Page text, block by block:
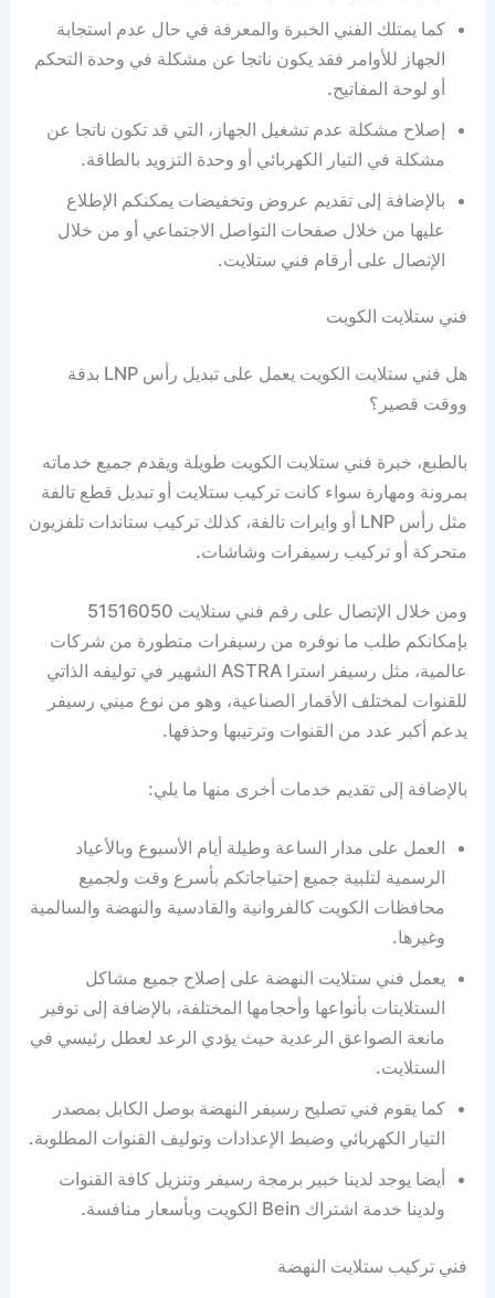
كما يمتلك الفني الخبرة والمعرفة في حال عدم استجابة
الجهاز للأوامر فقد يكون ناتجا عن مشكلة في وحدة التحكم
أو لوحة المفاتيح.
إصلاح مشكلة عدم تشغيل الجهاز، التي قد تكون ناتجا عن
مشكلة في التيار الكهربائي أو وحدة التزويد بالطاقة.
بالإضافة إلى تقديم عروض وتخفيضات يمكنكم الإطلاع
عليها من خلال صفحات التواصل الاجتماعي أو من خلال
الإتصال على أرقام فني ستلايت.
فني ستلايت الكويت
هل فني ستلايت الكويت يعمل على تبديل رأس LNP بدقة
ووقت قصير؟
بالطبع، خبرة فني ستلايت الكويت طويلة ويقدم جميع خدماته
بمرونة ومهارة سواء كانت تركيب ستلايت أو تبديل قطع تالفة
مثل رأس LNP أو وايرات تالفة، كذلك تركيب ستاندات تلفزيون
متحركة أو تركيب رسيفرات وشاشات.
ومن خلال الإتصال على رقم فني ستلايت 51516050
بإمكانكم طلب ما نوفره من رسيفرات متطورة من شركات
عالمية، مثل رسيفر استرا ASTRA الشهير في توليفه الذاتي
للقنوات لمختلف الأقمار الصناعية، وهو من نوع ميني رسيفر
يدعم أكبر عدد من القنوات وترتيبها وحذفها.
بالإضافة إلى تقديم خدمات أخرى منها ما يلي:
العمل على مدار الساعة وطيلة أيام الأسبوع وبالأعياد
الرسمية لتلبية جميع إحتياجاتكم بأسرع وقت ولجميع
محافظات الكويت كالفروانية والقادسية والنهضة والسالمية
وغيرها.
يعمل فني ستلايت النهضة على إصلاح جميع مشاكل
الستلايتات بأنواعها وأحجامها المختلفة، بالإضافة إلى توفير
مانعة الصواعق الرعدية حيث يؤدي الرعد لعطل رئيسي في
الستلايت.
كما يقوم فني تصليح رسيفر النهضة بوصل الكابل بمصدر
التيار الكهربائي وضبط الإعدادات وتوليف القنوات المطلوبة.
أيضا يوجد لدينا خبير برمجة رسيفر وتنزيل كافة القنوات
ولدينا خدمة اشتراك Bein الكويت وبأسعار منافسة.
فني تركيب ستلايت النهضة